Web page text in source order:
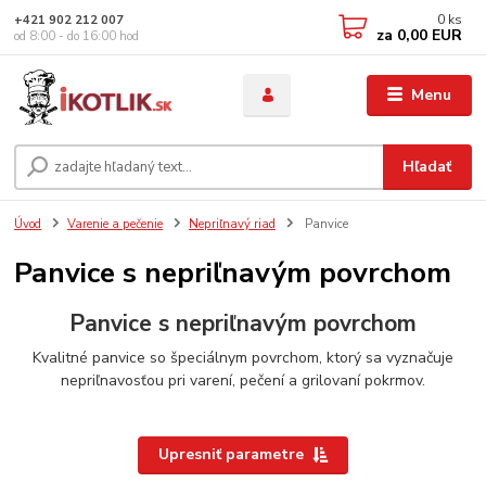
Menu
Hľadať
+421 902 212 007
od 8:00 - do 16:00 hod
0 ks
za 0,00 EUR
Úvod Varenie a pečenie Nepriľnavý riad Panvice
Panvice s nepriľnavým povrchom
Panvice s nepriľnavým povrchom
Kvalitné panvice so špeciálnym povrchom, ktorý sa vyznačuje
nepriľnavosťou pri varení, pečení a grilovaní pokrmov.
Upresniť parametre